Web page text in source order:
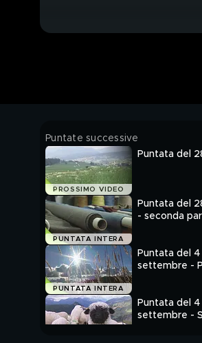
Puntate successive
PROSSIMO VIDEO
Puntata del
PUNTATA INTERA
Puntata del
- seconda
PUNTATA INTERA
Puntata del 4
settembre -
Puntata del 4
settembre -